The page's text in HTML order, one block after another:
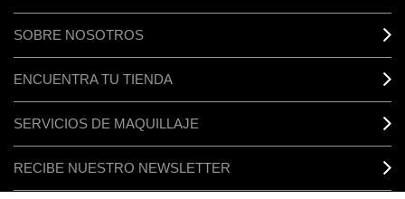
SOBRE NOSOTROS
ENCUENTRA TU TIENDA
SERVICIOS DE MAQUILLAJE
RECIBE NUESTRO NEWSLETTER